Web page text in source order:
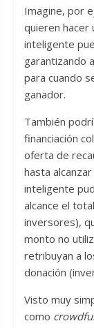
Imagine, por
quieren hacer
inteligente
garantizando
para cuando
ganador.
También
financiación
oferta de
hasta
inteligente
alcance el
inversores),
monto no
retribuyan a
donación
Visto muy
como